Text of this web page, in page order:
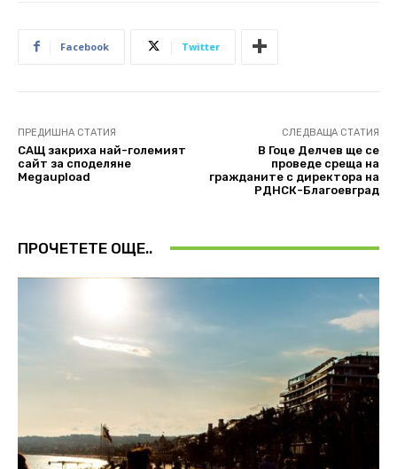
Facebook Twitter
ПРЕДИШНА СТАТИЯ
САЩ закриха най-големият
сайт за споделяне
Megaupload
СЛЕДВАЩА СТАТИЯ
В Гоце Делчев ще се
проведе среща на
гражданите с директора на
РДНСК-Благоевград
ПРОЧЕТЕТЕ ОЩЕ..